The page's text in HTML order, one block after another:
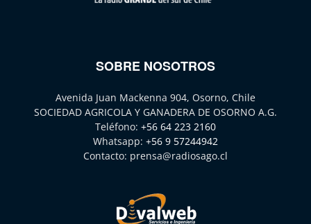
SOBRE NOSOTROS
Avenida Juan Mackenna 904, Osorno, Chile
SOCIEDAD AGRICOLA Y GANADERA DE OSORNO A.G.
Teléfono: +56 64 223 2160
Whatsapp: +56 9 57244942
Contacto: prensa@radiosago.cl